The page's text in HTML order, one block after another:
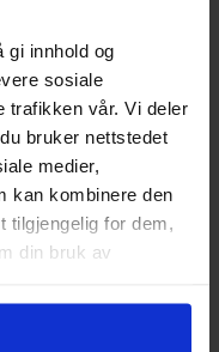
gi innhold og
sosiale
trafikken vår. Vi deler
bruker nettstedet
medier,
kan kombinere den
tilgjengelig for dem,
din bruk av
(The Lightlark
Book 1)